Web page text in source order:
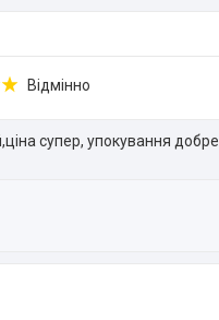
Відмінно
супер, упокування добре.